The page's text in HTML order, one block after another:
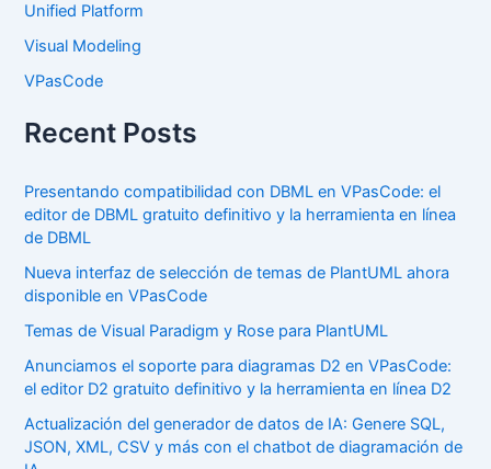
Unified Platform
Visual Modeling
VPasCode
Recent Posts
Presentando compatibilidad con DBML en VPasCode: el
editor de DBML gratuito definitivo y la herramienta en línea
de DBML
Nueva interfaz de selección de temas de PlantUML ahora
disponible en VPasCode
Temas de Visual Paradigm y Rose para PlantUML
Anunciamos el soporte para diagramas D2 en VPasCode:
el editor D2 gratuito definitivo y la herramienta en línea D2
Actualización del generador de datos de IA: Genere SQL,
JSON, XML, CSV y más con el chatbot de diagramación de